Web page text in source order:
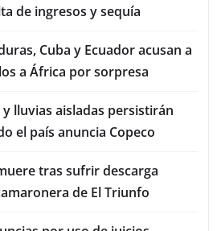
de ingresos y sequía
Cuba y Ecuador acusan a
a África por sorpresa
y lluvias aisladas persistirán
el país anuncia Copeco
tras sufrir descarga
de El Triunfo